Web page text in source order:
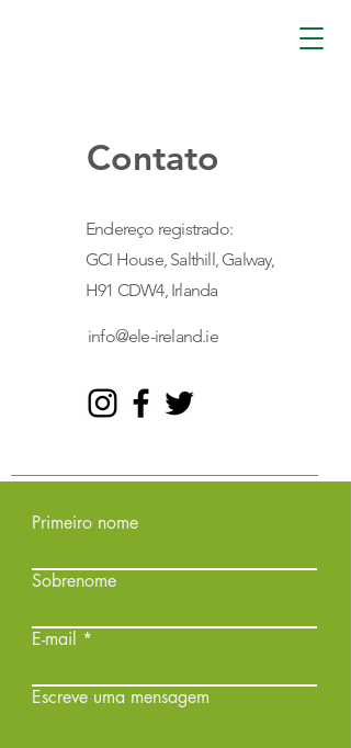
Contato
Endereço registrado:
GCI House, Salthill, Galway,
H91 CDW4, Irlanda
info@ele-ireland.ie
Primeiro nome
Sobrenome
E-mail
Escreve uma mensagem